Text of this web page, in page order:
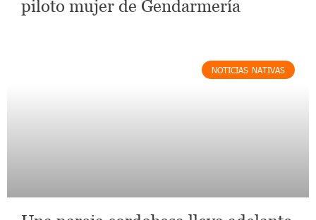
piloto mujer de Gendarmería
NOTICIAS NATIVAS